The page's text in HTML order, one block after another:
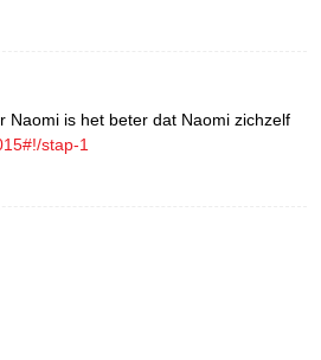
Naomi is het beter dat Naomi zichzelf
stap-1